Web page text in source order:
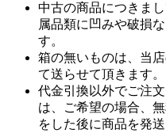
中古の商品につきま
属品類に凹みや破損
す。
箱の無いものは、当
て送らせて頂きます。
代金引換以外でご注
は、ご希望の場合、
をした後に商品を発